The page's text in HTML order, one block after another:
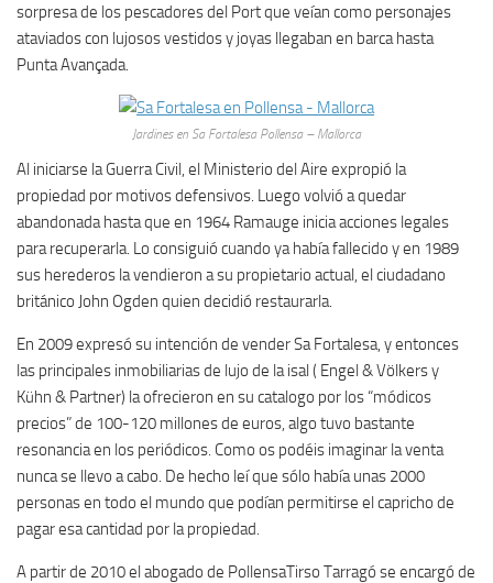
sorpresa de los pescadores del Port que veían como personajes
ataviados con lujosos vestidos y joyas llegaban en barca hasta
Punta Avançada.
Jardines en Sa Fortalesa Pollensa – Mallorca
Al iniciarse la Guerra Civil, el Ministerio del Aire expropió la
propiedad por motivos defensivos. Luego volvió a quedar
abandonada hasta que en 1964 Ramauge inicia acciones legales
para recuperarla. Lo consiguió cuando ya había fallecido y en 1989
sus herederos la vendieron a su propietario actual, el ciudadano
británico John Ogden quien decidió restaurarla.
En 2009 expresó su intención de vender Sa Fortalesa, y entonces
las principales inmobiliarias de lujo de la isal ( Engel & Völkers y
Kühn & Partner) la ofrecieron en su catalogo por los “módicos
precios” de 100-120 millones de euros, algo tuvo bastante
resonancia en los periódicos. Como os podéis imaginar la venta
nunca se llevo a cabo. De hecho leí que sólo había unas 2000
personas en todo el mundo que podían permitirse el capricho de
pagar esa cantidad por la propiedad.
A partir de 2010 el abogado de PollensaTirso Tarragó se encargó de